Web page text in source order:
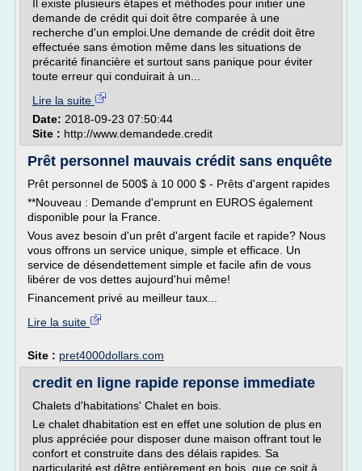
Il existe plusieurs étapes et méthodes pour initier une
demande de crédit qui doit être comparée à une
recherche d'un emploi.Une demande de crédit doit être
effectuée sans émotion même dans les situations de
précarité financière et surtout sans panique pour éviter
toute erreur qui conduirait à un...
Lire la suite
Date: 2018-09-23 07:50:44
Site : http://www.demandede.credit
Prêt personnel mauvais crédit sans enquête
Prêt personnel de 500$ à 10 000 $ - Prêts d'argent rapides
**Nouveau : Demande d'emprunt en EUROS également
disponible pour la France.
Vous avez besoin d'un prêt d'argent facile et rapide? Nous
vous offrons un service unique, simple et efficace. Un
service de désendettement simple et facile afin de vous
libérer de vos dettes aujourd'hui même!
Financement privé au meilleur taux...
Lire la suite
Site : pret4000dollars.com
credit en ligne rapide reponse immediate
Chalets d'habitations' Chalet en bois.
Le chalet dhabitation est en effet une solution de plus en
plus appréciée pour disposer dune maison offrant tout le
confort et construite dans des délais rapides. Sa
particularité est dêtre entièrement en bois, que ce soit à